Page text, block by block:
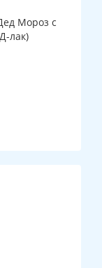
Мороз с
лак)